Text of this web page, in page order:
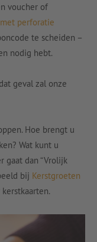
voucher of
perforatie
te scheiden –
nodig hebt.
geval zal onze
Hoe brengt u
Wat kunt u
gaat dan “Vrolijk
bij Kerstgroeten